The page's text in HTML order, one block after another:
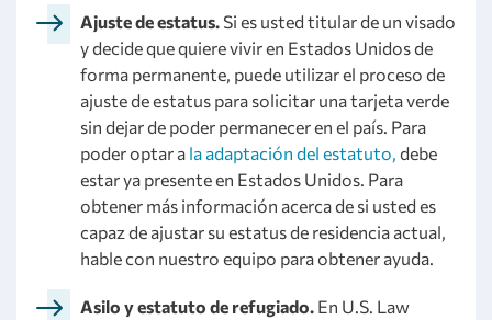
Ajuste de estatus. Si es usted titular de un visado
y decide que quiere vivir en Estados Unidos de
forma permanente, puede utilizar el proceso de
ajuste de estatus para solicitar una tarjeta verde
sin dejar de poder permanecer en el país. Para
poder optar a la adaptación del estatuto, debe
estar ya presente en Estados Unidos. Para
obtener más información acerca de si usted es
capaz de ajustar su estatus de residencia actual,
hable con nuestro equipo para obtener ayuda.
Asilo y estatuto de refugiado. En U.S. Law